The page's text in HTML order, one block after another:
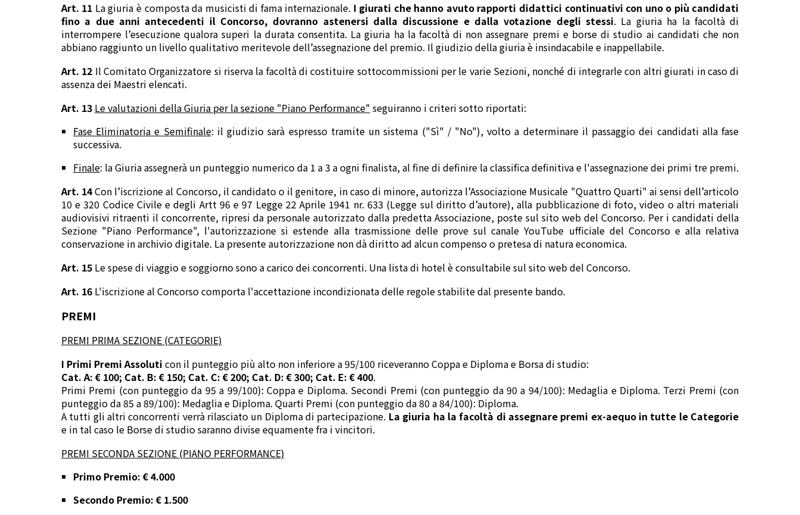
Art. 11 La giuria è composta da musicisti di fama internazionale. I giurati che hanno avuto rapporti didattici continuativi con uno o più candidati
fino a due anni antecedenti il Concorso, dovranno astenersi dalla discussione e dalla votazione degli stessi. La giuria ha la facoltà di
interrompere l’esecuzione qualora superi la durata consentita. La giuria ha la facoltà di non assegnare premi e borse di studio ai candidati che non
abbiano raggiunto un livello qualitativo meritevole dell’assegnazione del premio. Il giudizio della giuria è insindacabile e inappellabile.
Art. 12 Il Comitato Organizzatore si riserva la facoltà di costituire sottocommissioni per le varie Sezioni, nonché di integrarle con altri giurati in caso di
assenza dei Maestri elencati.
Art. 13 Le valutazioni della Giuria per la sezione "Piano Performance" seguiranno i criteri sotto riportati:
Fase Eliminatoria e Semifinale: il giudizio sarà espresso tramite un sistema ("Sì" / "No"), volto a determinare il passaggio dei candidati alla fase
successiva.
Finale: la Giuria assegnerà un punteggio numerico da 1 a 3 a ogni finalista, al fine di definire la classifica definitiva e l'assegnazione dei primi tre premi.
Art. 14Con l’iscrizione al Concorso, il candidato o il genitore, in caso di minore, autorizza l’Associazione Musicale "Quattro Quarti" ai sensi dell’articolo
10 e 320 Codice Civile e degli Artt 96 e 97 Legge 22 Aprile 1941 nr. 633 (Legge sul diritto d’autore), alla pubblicazione di foto, video o altri materiali
audiovisivi ritraenti il concorrente, ripresi da personale autorizzato dalla predetta Associazione, poste sul sito web del Concorso. Per i candidati della
Sezione "Piano Performance", l'autorizzazione si estende alla trasmissione delle prove sul canale YouTube ufficiale del Concorso e alla relativa
conservazione in archivio digitale. La presente autorizzazione non dà diritto ad alcun compenso o pretesa di natura economica.
Art. 15Le spese di viaggio e soggiorno sono a carico dei concorrenti. Una lista di hotel è consultabile sul sito web del Concorso.
Art. 16L'iscrizione al Concorso comporta l'accettazione incondizionata delle regole stabilite dal presente bando.
PREMI
PREMI PRIMA SEZIONE (CATEGORIE)
I Primi Premi Assoluti con il punteggio più alto non inferiore a 95/100 riceveranno Coppa e Diploma e Borsa di studio:
Cat. A: € 100; Cat. B: € 150; Cat. C: € 200; Cat. D: € 300; Cat. E: € 400.
Primi Premi (con punteggio da 95 a 99/100): Coppa e Diploma. Secondi Premi (con punteggio da 90 a 94/100): Medaglia e Diploma. Terzi Premi (con
punteggio da 85 a 89/100): Medaglia e Diploma. Quarti Premi (con punteggio da 80 a 84/100): Diploma.
A tutti gli altri concorrenti verrà rilasciato un Diploma di partecipazione. La giuria ha la facoltà di assegnare premi ex-aequo in tutte le Categorie
e in tal caso le Borse di studio saranno divise equamente fra i vincitori.
PREMI SECONDA SEZIONE (PIANO PERFORMANCE)
Primo Premio: € 4.000
Secondo Premio: € 1.500